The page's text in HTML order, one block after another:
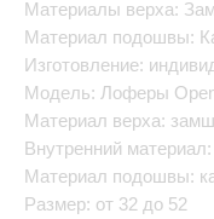
Материалы верха:
Материал подошвы:
Изготовление:
Модель: Лоферы
Материал верха:
Внутренний
Материал подошвы:
Размер: от 32 до 52